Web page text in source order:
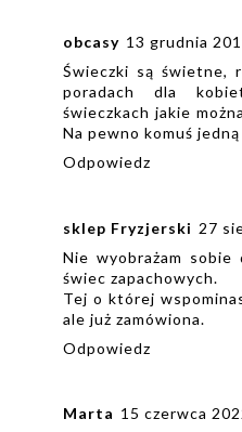
obcasy 13 grudnia
Świeczki są świetne,
poradach dla
świeczkach jakie
Na pewno komuś
Odpowiedz
sklep Fryzjerski 27
Nie wyobrażam
świec zapachowych.
Tej o której
ale już zamówiona.
Odpowiedz
Marta 15 czerwca